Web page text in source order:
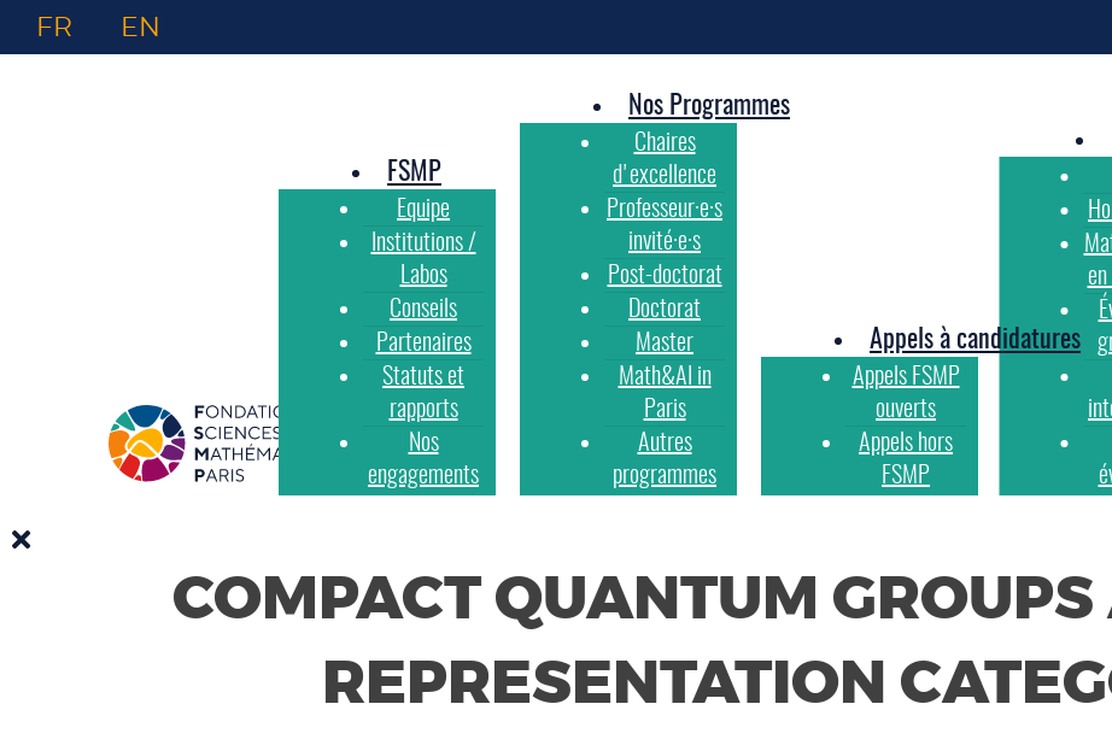
FR EN
FSMP
Equipe
Institutions /
Labos
Conseils
Partenaires
Statuts et
rapports
Nos
engagements
Nos Programmes
Chaires
d'excellence
Professeur·e·s
invité·e·s
Post-doctorat
Doctorat
Master
Math&AI in
Paris
Autres
programmes
Appels à candidatures
Appels FSMP
ouverts
Appels hors
FSMP
COMPACT QUANTUM
REPRESENTATION